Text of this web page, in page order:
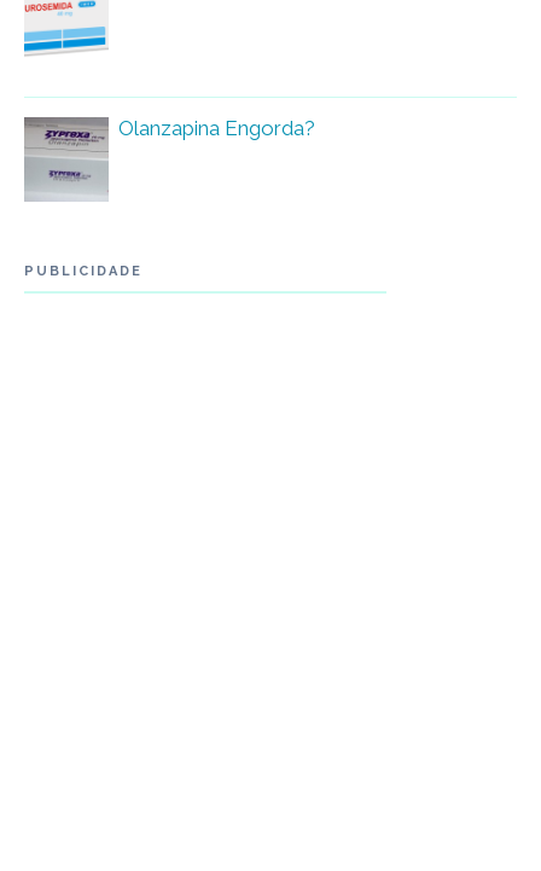
Olanzapina Engorda?
PUBLICIDADE